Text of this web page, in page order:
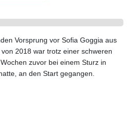
DOP 58.29816
DZD
132.880362
EGP 49.6944
ERN 15
Vorsprung vor Sofia Goggia aus
2018 war trotz einer schweren
zuvor bei einem Sturz in
an den Start gegangen.